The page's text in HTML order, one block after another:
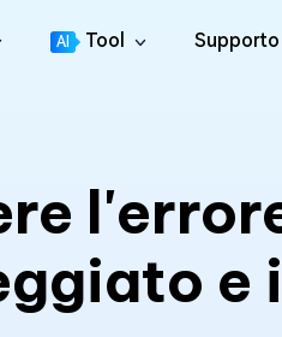
Deleter
Duplicati
New
i file spazzatura su Mac
AI Tool
4DDiG Video Repair
Riparare i Video
4DDiG Photo Repair
Riparare le foto
Supporto
Centro
Come
Tutti i
e